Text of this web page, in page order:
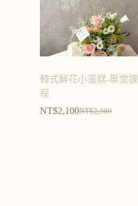
韓式鮮花小蛋糕-單堂課
程
NT$2,300
NT$2,100